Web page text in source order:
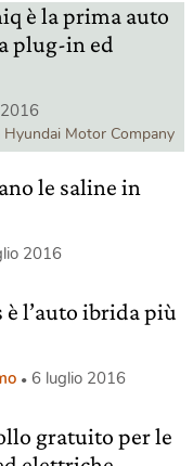
è la prima auto
plug-in ed
Motor Company
le saline in
2016
è l’auto ibrida più
6 luglio 2016
gratuito per le